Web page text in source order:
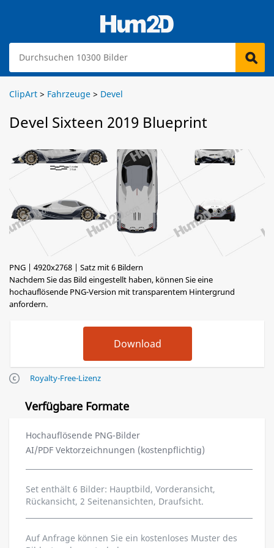
ClipArt > Fahrzeuge > Devel
Devel Sixteen 2019 Blueprint
PNG | 4920x2768 | Satz mit 6 Bildern
Nachdem Sie das Bild eingestellt haben, können Sie eine
hochauflösende PNG-Version mit transparentem Hintergrund
anfordern.
Royalty-Free-Lizenz
Verfügbare Formate
Hochauflösende PNG-Bilder
AI/PDF Vektorzeichnungen (kostenpflichtig)
Set enthält 6 Bilder: Hauptbild, Vorderansicht,
Rückansicht, 2 Seitenansichten, Draufsicht.
Auf Anfrage können Sie ein kostenloses Muster des